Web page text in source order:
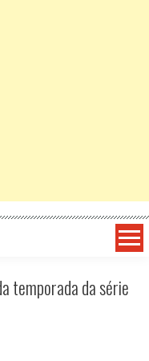
temporada da série